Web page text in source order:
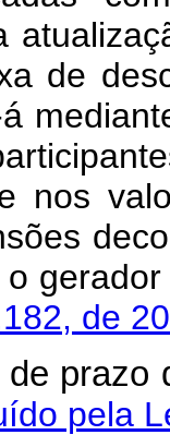
de
nos
o
de
prazo
pela